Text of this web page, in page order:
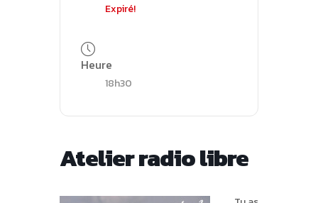
Expiré!
Heure
18h30
Atelier radio libre